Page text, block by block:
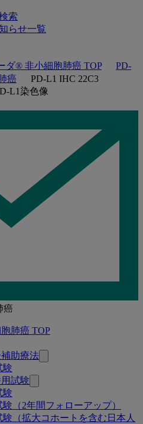
索
らせ一覧
ダ® 非小細胞肺癌 TOP
PD-
癌
PD-L1 IHC 22C3
L1染色像
肺癌 TOP
助療法
験
試験
験
（2年間フォローアップ）
（拡大コホートを含む日本人